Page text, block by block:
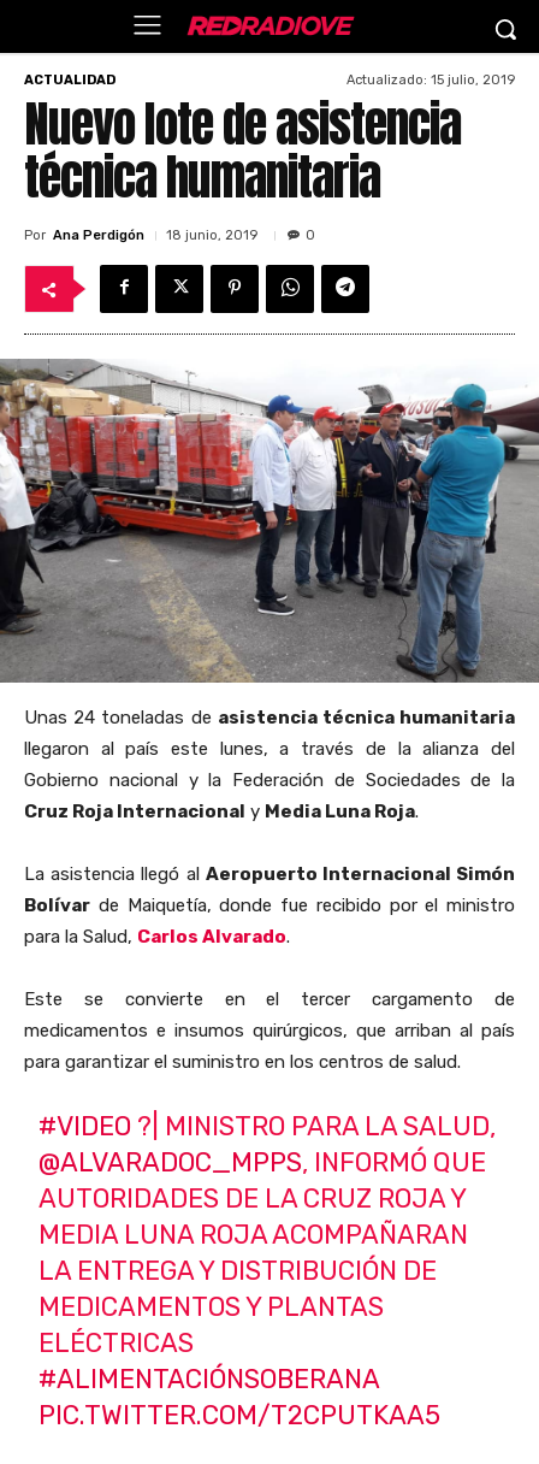
ACTUALIDAD Actualizado: 15 julio, 2019
Nuevo lote de asistencia
técnica humanitaria
Por Ana Perdigón 18 junio, 2019 0
Unas 24 toneladas de asistencia técnica humanitaria
llegaron al país este lunes, a través de la alianza del
Gobierno nacional y la Federación de Sociedades de la
Cruz Roja Internacional y Media Luna Roja.
La asistencia llegó al Aeropuerto Internacional Simón
Bolívar de Maiquetía, donde fue recibido por el ministro
para la Salud, Carlos Alvarado.
Este se convierte en el tercer cargamento de
medicamentos e insumos quirúrgicos, que arriban al país
para garantizar el suministro en los centros de salud.
#VIDEO ?| MINISTRO PARA LA SALUD,
@ALVARADOC_MPPS, INFORMÓ QUE
AUTORIDADES DE LA CRUZ ROJA Y
MEDIA LUNA ROJA ACOMPAÑARAN
LA ENTREGA Y DISTRIBUCIÓN DE
MEDICAMENTOS Y PLANTAS
ELÉCTRICAS
#ALIMENTACIÓNSOBERANA
PIC.TWITTER.COM/T2CPUTKAA5